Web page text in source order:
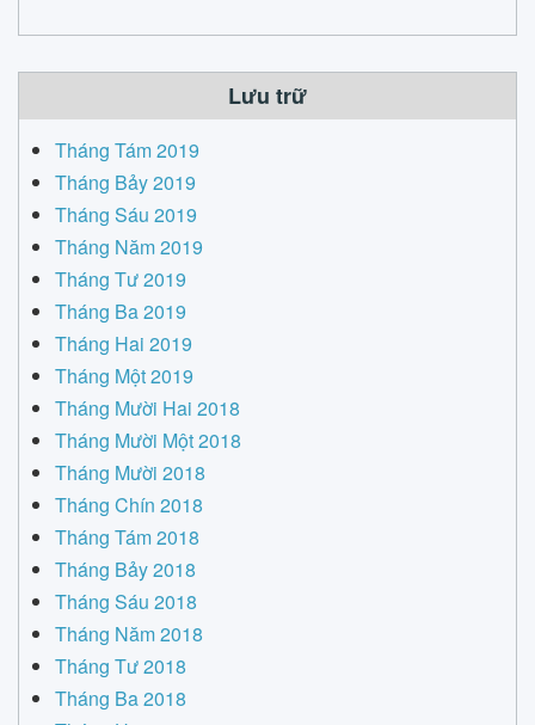
Lưu trữ
Tháng Tám 2019
Tháng Bảy 2019
Tháng Sáu 2019
Tháng Năm 2019
Tháng Tư 2019
Tháng Ba 2019
Tháng Hai 2019
Tháng Một 2019
Tháng Mười Hai 2018
Tháng Mười Một 2018
Tháng Mười 2018
Tháng Chín 2018
Tháng Tám 2018
Tháng Bảy 2018
Tháng Sáu 2018
Tháng Năm 2018
Tháng Tư 2018
Tháng Ba 2018